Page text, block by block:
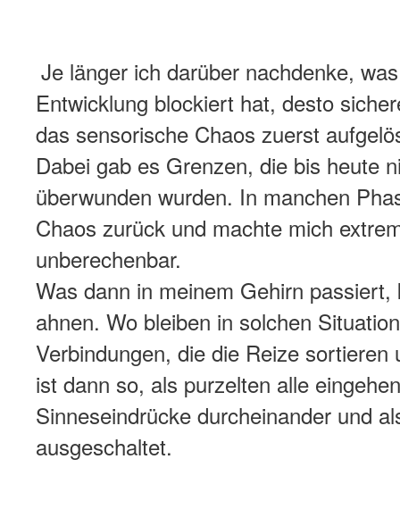
Je länger ich darüber nachdenke,
Entwicklung blockiert hat, desto
das sensorische Chaos zuerst
Dabei gab es Grenzen, die bis heute
überwunden wurden. In manchen
Chaos zurück und machte mich
unberechenbar.
Was dann in meinem Gehirn passiert,
ahnen. Wo bleiben in solchen
Verbindungen, die die Reize sortieren
ist dann so, als purzelten alle
Sinneseindrücke durcheinander und
ausgeschaltet.